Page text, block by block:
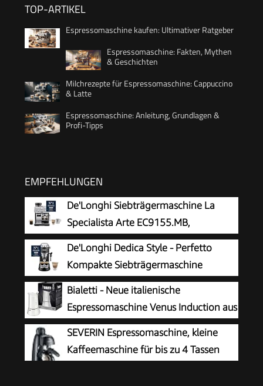
TOP-ARTIKEL
Espressomaschine kaufen: Ultimativer Ratgeber
Espressomaschine: Fakten, Mythen
& Geschichten
Milchrezepte für Espressomaschine: Cappuccino
& Latte
Espressomaschine: Anleitung, Grundlagen &
Profi-Tipps
EMPFEHLUNGEN
De'Longhi Siebträgermaschine La
Specialista Arte EC9155.MB,
Espressomaschine mit Mahlwerk, 8
Mahlgrade, 15 Bar, 3 Temperaturen,
Milchschaumdüse, 1550W, 1,7L Tank,
Edelstahl/Schwarz inkl. Barista-Kit
De'Longhi Dedica Style - Perfetto
Kompakte Siebträgermaschine
Espressomaschine mit Tasten,
manuellem Milchaufschäumer für Espresso und
Cappuccino, ESE Pad geeignet, 15cm breit,
Schwarz (EC685.BK)
Bialetti - Neue italienische
Espressomaschine Venus Induction aus
Edelstahl, geeignet für alle Arten von
Tellern, 4 Kaffeetassen (170 ml), Silber
SEVERIN Espressomaschine, kleine
Kaffeemaschine für bis zu 4 Tassen